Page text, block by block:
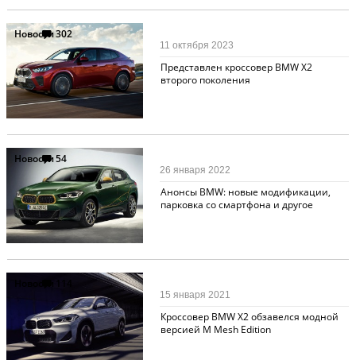
Новости302
Представлен кроссовер BMW X2
второго поколения
11 октября 2023
Новости54
Анонсы BMW: новые модификации,
парковка со смартфона и другое
26 января 2022
Новости
Кроссовер BMW X2 обзавелся модной
версией M Mesh Edition
15 января 2021